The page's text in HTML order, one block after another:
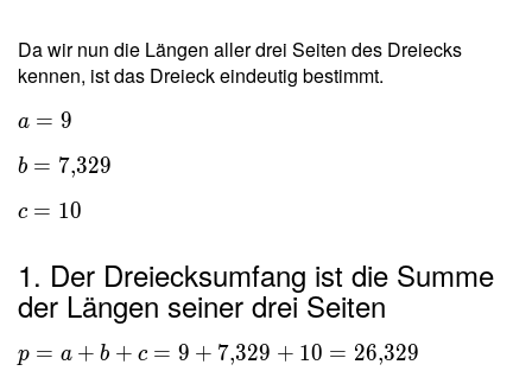
Da wir nun die Längen aller drei Seiten des Dreiecks
kennen, ist das Dreieck eindeutig bestimmt.
a = 9 \
7{,}329
\ \\ c
a = 9
b = 7,329
c = 10
1. Der Dreiecksumfang ist die Summe
der Längen seiner drei Seiten
p = a+b+c =
p = a + b + c = 9 + 7,329 + 10 = 26,329